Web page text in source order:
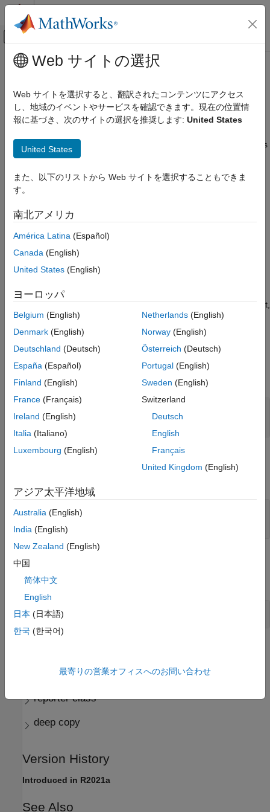
コンテンツへスキップ
オフキャンバス ナビゲーション メ
ドキュメンテーションのホーム
Simulink Report Generator
Create Report Programs
ON THIS PAGE
Syntax
Input Arguments
Output Arguments
Examples
More About
See Also
メインコンテンツ
copy
Class:slreportgen.report.Reporter
Namespace:slreportgen.report
Create copy of a
reporter object and make deep copies
of certain property values
expand all in page
Syntax
copiedObj = copy(reporterObj)
Description
copiedObj= copy(reporterObj
property value of
object, orslreportgen.report.ReporterLayoutobject.As a result,
you can modify the properties of the original or new object
without affecting the other object.
Input Arguments
expand all
reporter object
Output Arguments
copiedObj
reporter object
Examples
expand all
Copy a Simulink Reporter Object
expand all
reporter class
deep copy
Version History
Introduced in R2021a
See Also
Web サイトの選択
Web サイトを選択すると、翻訳されたコンテンツにアクセス
し、地域のイベントやサービスを確認できます。現在の位置情
報に基づき、次のサイトの選択を推奨します: United States
United States
また、以下のリストから Web サイトを選択することもできま
す。
南北アメリカ
América Latina (Español)
Canada (English)
United States (English)
ヨーロッパ
Belgium (English)
Denmark (English)
Deutschland (Deutsch)
España (Español)
Finland (English)
France (Français)
Ireland (English)
Italia (Italiano)
Luxembourg (English)
Netherlands(English)
Norway(English)
Österreich (Deutsch)
Portugal(English)
Sweden (English)
Switzerland
Deutsch
English
Français
United Kingdom (English)
アジア太平洋地域
Australia (English)
India (English)
New Zealand (English)
中国
简体中文
English
日本 (日本語)
한국 (한국어)
最寄りの営業オフィスへのお問い合わせ